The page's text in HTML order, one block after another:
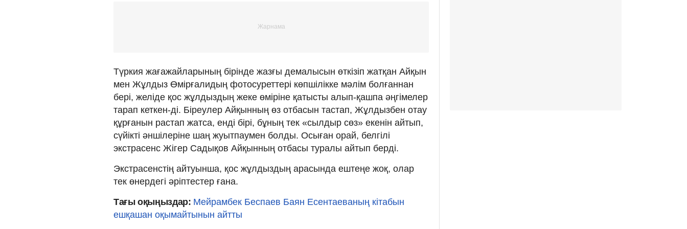
Түркия жағажайларының бірінде жазғы демалысын өткізіп жатқан Айқын
мен Жұлдыз Өмірғалидың фотосуреттері көпшілікке мәлім болғаннан
бері, желіде қос жұлдыздың жеке өміріне қатысты алып-қашпа әңгімелер
тарап кеткен-ді. Біреулер Айқынның өз отбасын тастап, Жұлдызбен отау
құрғанын растап жатса, енді бірі, бұның тек «сылдыр сөз» екенін айтып,
сүйікті әншілеріне шаң жуытпаумен болды. Осыған орай, белгілі
экстрасенс Жігер Садықов Айқынның отбасы туралы айтып берді.
Экстрасенстің айтуынша, қос жұлдыздың арасында ештеңе жоқ, олар
тек өнердегі әріптестер ғана.
Тағы оқыңыздар: Мейрамбек Беспаев Баян Есентаеваның кітабын
ешқашан оқымайтынын айтты